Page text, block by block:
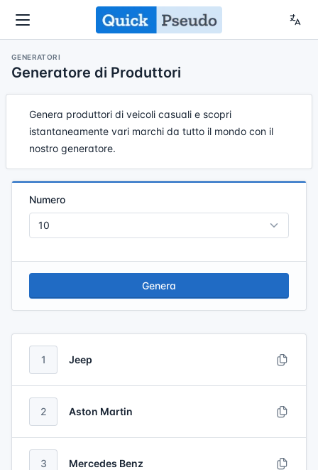
GENERATORI
Generatore di Produttori
Genera produttori di veicoli casuali e scopri
istantaneamente vari marchi da tutto il mondo con il
nostro generatore.
Numero
Genera
1 Jeep
2 Aston Martin
3 Mercedes Benz